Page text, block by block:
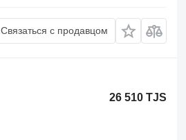
Связаться с продавцом
26 510 TJS